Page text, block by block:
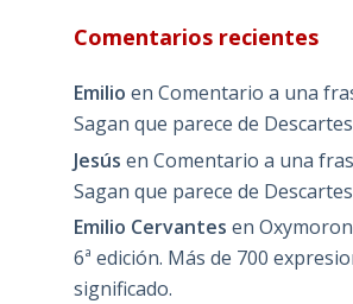
Comentarios recientes
Emilio en Comentario a una
Sagan que parece de Descartes
Jesús en Comentario a una
Sagan que parece de Descartes
Emilio Cervantes en
6ª edición. Más de 700
significado.